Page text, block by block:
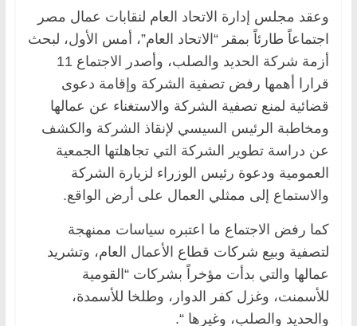
وعقد مجلس إدارة الاتحاد العام لنقابات عمال مصر
اجتماعاً طارئاً بمقر “الاتحاد العام”، أمس الأول، لبحث
أزمة شركة الحديد والصلب، وأصدر الاجتماع 11
قرارا أهمها رفض تصفية الشركة وإقامة دعوى
قضائية لمنع تصفية الشركة والاستغناء عن عمالها
ومخاطبة الرئيس السيسي لإنقاذ الشركة والكشف
عن دراسة تطوير الشركة التي تجاهلتها الجمعية
العمومية ودعوة رئيس الوزراء لزيارة الشركة
والاستماع إلى ممثلي العمال على أرض الواقع.
كما رفض الاجتماع ما اعتبره سياسات ممنهجة
لتصفية وبيع شركات قطاع الأعمال العام، وتشريد
عمالها والتي بدأت مؤخراً بشركات “القومية
للأسمنت، وغزل كفر الدوار، وطلخا للأسمدة،
والحديد والصلب، وغيرها “.